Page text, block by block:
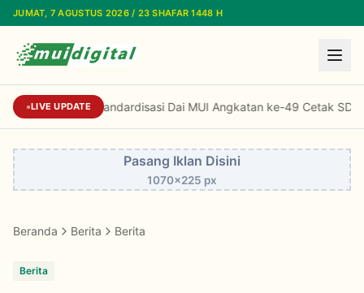
Lewati ke konten utama
JUMAT, 7 AGUSTUS 2026 / 23 SHAFAR 1448 H
LIVE UPDATEStandardisasi Dai MUI Angkatan ke-49 Cetak SDM
Pasang Iklan Disini
1070x225 px
Beranda Berita Berita
Berita